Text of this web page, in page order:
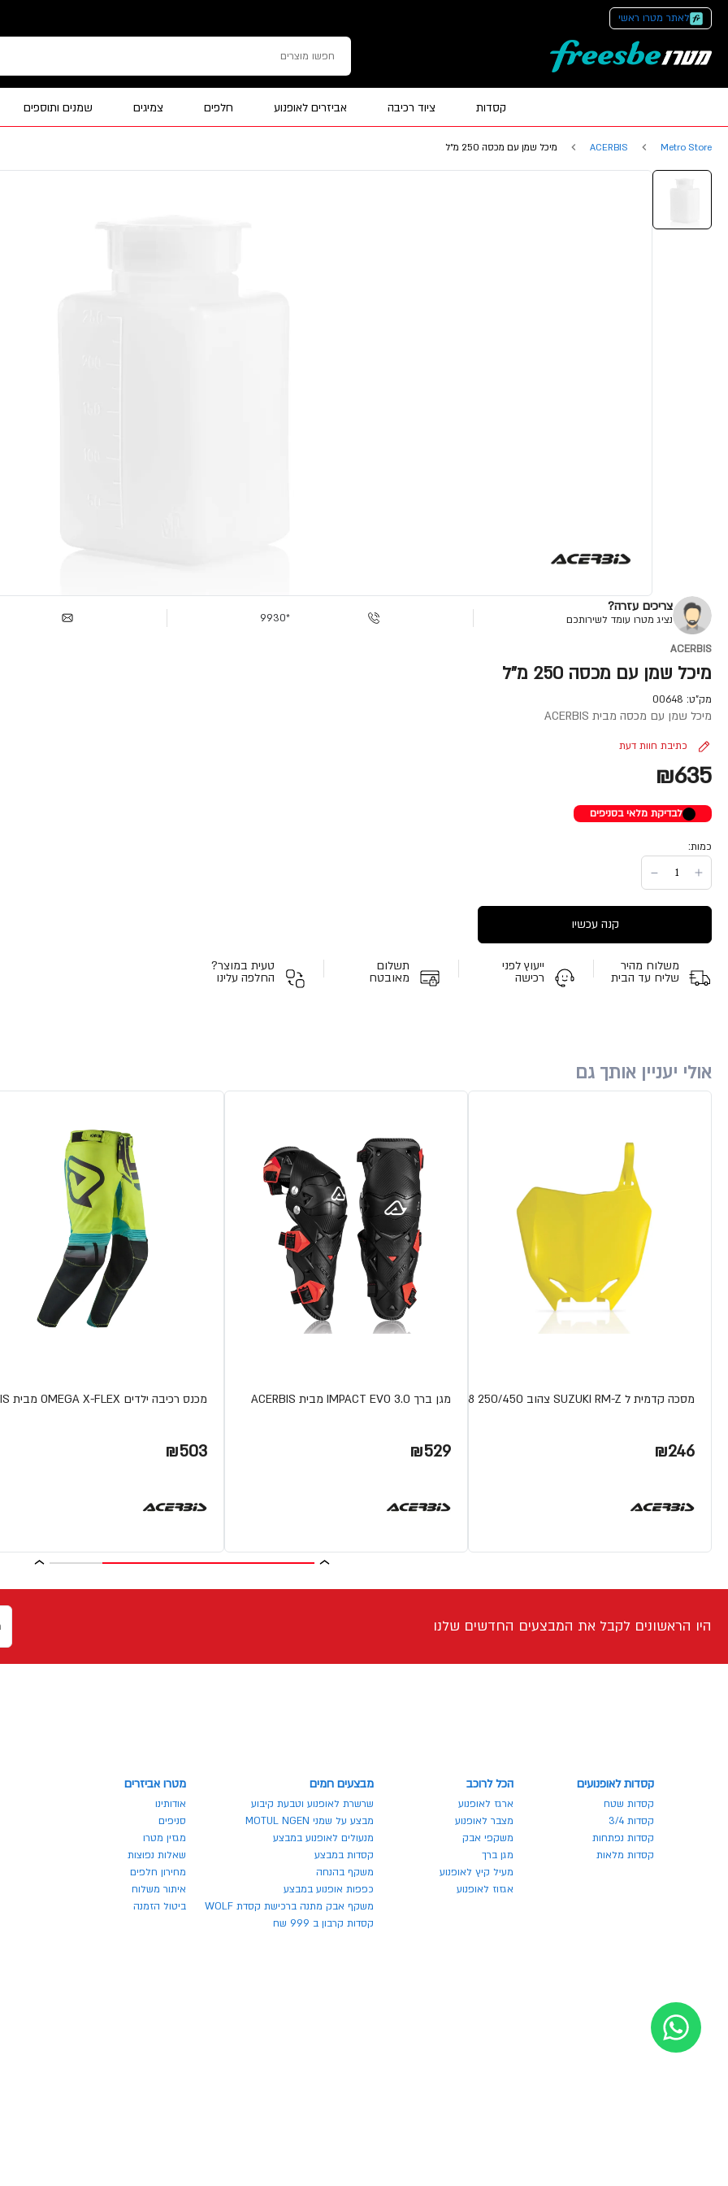
לאתר מטרו ראשי
קסדות ציוד רכיבה אביזרים לאופנוע חלפים צמיגים שמנים ותוספים
Metro Store
ACERBIS מיכל שמן עם מכסה 250 מ"ל
צריכים עזרה?
נציג מטרו עומד לשירותכם *9930
ACERBIS
מיכל שמן עם מכסה 250 מ"ל
מק"ט: 00648
מיכל שמן עם מכסה מבית ACERBIS
כתיבת חוות דעת
₪635
לבדיקת מלאי בסניפים
כמות:
קנה עכשיו
משלוח מהיר
שליח עד הבית
ייעוץ לפני
רכישה
תשלום
מאובטח
טעית במוצר?
החלפה עלינו
אולי יעניין אותך גם
מסכה קדמית ל SUZUKI RM-Z צהוב 250/450 08-18
₪246
מגן ברך IMPACT EVO 3.0 מבית ACERBIS
₪529
מכנס רכיבה ילדים OMEGA X-FLEX מבית ACERBIS
₪503
היו הראשונים לקבל את המבצעים החדשים שלנו
קסדות לאופנועים
קסדות שטח
קסדות 3/4
קסדות נפתחות
קסדות מלאות
הכל לרוכב
ארגז לאופנוע
מצבר לאופנוע
משקפי אבק
מגן ברך
מעיל קיץ לאופנוע
אגזוז לאופנוע
מבצעים חמים
שרשרת לאופנוע וטבעת קיבוע
מבצע על שמני MOTUL NGEN
מנעולים לאופנוע במבצע
קסדות במבצע
משקף בהנחה
כפפות אופנוע במבצע
משקף אבק מתנה ברכישת קסדת WOLF
קסדות קרבון ב 999 שח
מטרו אביזרים
אודותינו
סניפים
מגזין מטרו
שאלות נפוצות
מחירון חלפים
איתור משלוח
ביטול הזמנה